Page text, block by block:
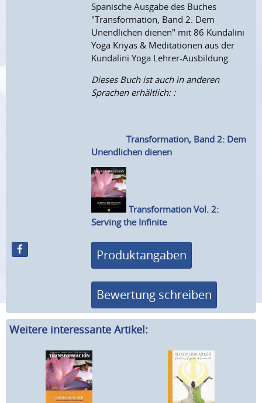
Spanische Ausgabe des Buches
"Transformation, Band 2: Dem
Unendlichen dienen" mit 86 Kundalini
Yoga Kriyas & Meditationen aus der
Kundalini Yoga Lehrer-Ausbildung.
Dieses Buch ist auch in anderen
Sprachen erhältlich: :
Transformation, Band 2: Dem
Unendlichen dienen
Transformation Vol. 2:
Serving the Infinite
Produktangaben
Bewertung schreiben
Weitere interessante Artikel: